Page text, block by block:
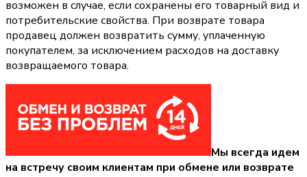
возможен в случае, если сохранены его товарный вид и
потребительские свойства. При возврате товара
продавец должен возвратить сумму, уплаченную
покупателем, за исключением расходов на доставку
возвращаемого товара.
Мы всегда идем
на встречу своим клиентам при обмене или возврате